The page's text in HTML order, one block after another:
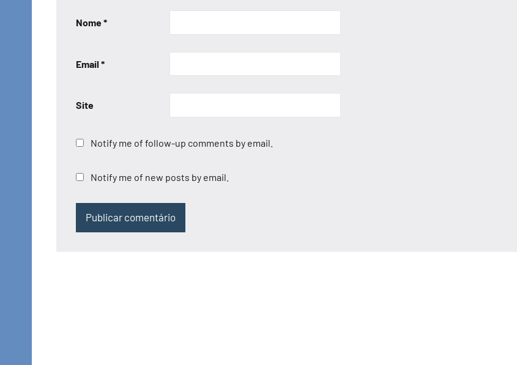
Nome*
Email *
Site
Notify me of follow-up comments by email.
Notify me of new posts by email.